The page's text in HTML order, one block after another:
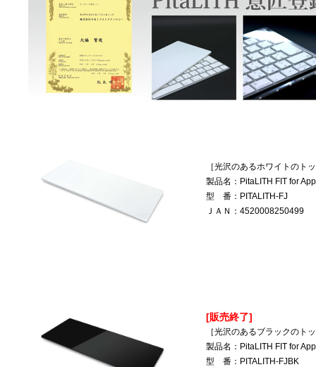
［光沢のあるホワイトのト
製品名：PitaLITH FIT for
型 番：PITALITH-FJ
ＪＡＮ：4520008250499
[販売終了]
［光沢のあるブラックのト
製品名：PitaLITH FIT for
型 番：PITALITH-FJBK